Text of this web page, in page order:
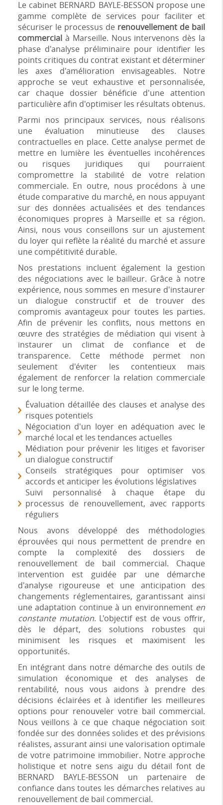
Le cabinet BERNARD BAYLE-BESSON propose une
gamme complète de services pour faciliter et
sécuriser le processus de renouvellement de bail
commercialà Marseille. Nous intervenons dès la
phase d'analyse préliminaire pour identifier les
points critiques du contrat existant et déterminer
les axes d'amélioration envisageables. Notre
approche se veut exhaustive et personnalisée,
car chaque dossier bénéficie d'une attention
particulière afin d'optimiser les résultats obtenus.
Parmi nos principaux services, nous réalisons
une évaluation minutieuse des clauses
contractuelles en place. Cette analyse permet de
mettre en lumière les éventuelles incohérences
ou risques juridiques qui pourraient
compromettre la stabilité de votre relation
commerciale. En outre, nous procédons à une
étude comparative du marché, en nous appuyant
sur des données actualisées et des tendances
économiques propres à Marseille et sa région.
Ainsi, nous vous conseillons sur un ajustement
du loyer qui reflète la réalité du marché et assure
une compétitivité durable.
Nos prestations incluent également la gestion
des négociations avec le bailleur. Grâce à notre
expérience, nous sommes en mesure d'instaurer
un dialogue constructif et de trouver des
compromis avantageux pour toutes les parties.
Afin de prévenir les conflits, nous mettons en
œuvre des stratégies de médiation qui visent à
instaurer un climat de confiance et de
transparence. Cette méthode permet non
seulement d'éviter les contentieux mais
également de renforcer la relation commerciale
sur le long terme.
Évaluation détaillée des clauses et analyse des
risques potentiels
Négociation d'un loyer en adéquation avec le
marché local et les tendances actuelles
Médiation pour prévenir les litiges et favoriser
un dialogue constructif
Conseils stratégiques pour optimiser vos
accords et anticiper les évolutions législatives
Suivi personnalisé à chaque étape du
processus de renouvellement, avec rapports
réguliers
Nous avons développé des méthodologies
éprouvées qui nous permettent de prendre en
compte la complexité des dossiers de
renouvellement de bail commercial. Chaque
intervention est guidée par une démarche
d'analyse rigoureuse et une anticipation des
changements réglementaires, garantissant ainsi
une adaptation continue à un environnement en
constante mutation. L'objectif est de vous offrir,
dès le départ, des solutions robustes qui
minimisent les risques et maximisent les
opportunités.
En intégrant dans notre démarche des outils de
simulation économique et des analyses de
rentabilité, nous vous aidons à prendre des
décisions éclairées et à identifier les meilleures
options pour renouveler votre bail commercial.
Nous veillons à ce que chaque négociation soit
fondée sur des données solides et des prévisions
réalistes, assurant ainsi une valorisation optimale
de votre patrimoine immobilier. Notre approche
holistique et notre sens aigu du détail font de
BERNARD BAYLE-BESSON un partenaire de
confiance dans toutes les démarches relatives au
renouvellement de bail commercial.